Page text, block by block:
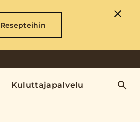
Resepteihin
Kuluttajapalvelu